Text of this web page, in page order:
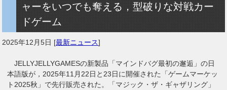
ャーをいつでも奪える，型破りな対戦カー
ドゲーム
2025年12月5日 [最新ニュース]
JELLYJELLYGAMESの新製品「マインドバグ最初の邂逅」の日
本語版が，2025年11月22日と23日に開催された「ゲームマーケッ
ト2025秋」で先行販売された。「マジック・ザ・ギャザリング」